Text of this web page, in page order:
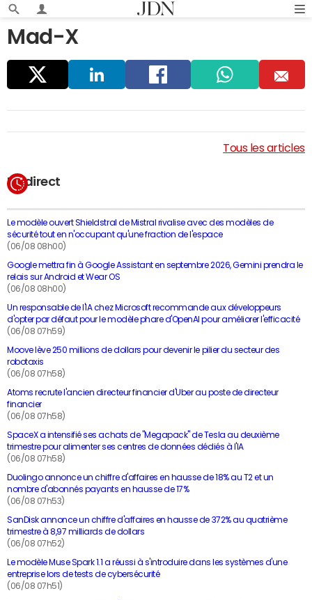
Mad-X
ger dIn ook app m
En direct
Le modèle ouvert Shieldstral de Mistral rivalise avec des modèles de
sécurité tout en n'occupant qu'une fraction de l'espace
(06/08 08h00)
Google mettra fin à Google Assistant en septembre 2026, Gemini prendra le
relais sur Android et Wear OS
(06/08 08h00)
Un responsable de l'IA chez Microsoft recommande aux développeurs
d'opter par défaut pour le modèle phare d'OpenAI pour améliorer l'efficacité
(06/08 07h59)
Moove lève 250 millions de dollars pour devenir le pilier du secteur des
robotaxis
(06/08 07h58)
Atoms recrute l'ancien directeur financier d'Uber au poste de directeur
financier
(06/08 07h58)
SpaceX a intensifié ses achats de "Megapack" de Tesla au deuxième
trimestre pour alimenter ses centres de données dédiés à l'IA
(06/08 07h58)
Duolingo annonce un chiffre d'affaires en hausse de 18% au T2 et un
nombre d'abonnés payants en hausse de 17%
(06/08 07h53)
SanDisk annonce un chiffre d'affaires en hausse de 372% au quatrième
trimestre à 8,97 milliards de dollars
(06/08 07h52)
Le modèle Muse Spark 1.1 a réussi à s'introduire dans les systèmes d'une
entreprise lors de tests de cybersécurité
(06/08 07h51)
Tous les articles